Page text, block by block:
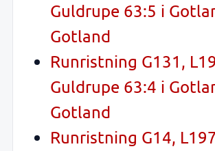
Guldrupe 63:5 i
Gotland
Runristning G131,
Guldrupe 63:4 i
Gotland
Runristning G14,